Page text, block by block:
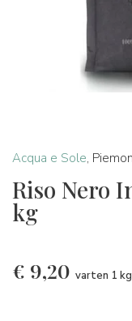
Acqua e Sole,
Riso Nero
kg
€ 9,20 varten 1 kg